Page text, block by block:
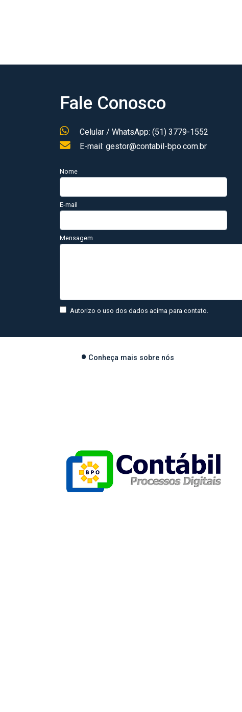
Fale Conosco
Celular / WhatsApp: (51) 3779-1552
E-mail: gestor@contabil-bpo.com.br
Nome
E-mail
Mensagem
Autorizo o uso dos dados acima para contato.
Conheça mais sobre nós